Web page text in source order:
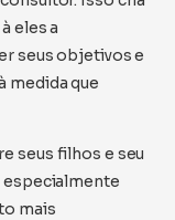
eles a
seus objetivos e
medida que
seus filhos e seu
mais